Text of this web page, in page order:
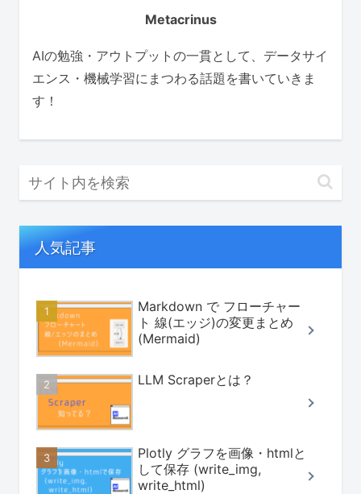
Metacrinus
AIの勉強・アウトプットの一貫として、データサイ
エンス・機械学習にまつわる話題を書いていきま
す！
人気記事
Markdown で フローチャー
ト 線(エッジ)の変更まとめ
(Mermaid)
LLM Scraperとは？
Plotly グラフを画像・htmlと
して保存 (write_img,
write_html)